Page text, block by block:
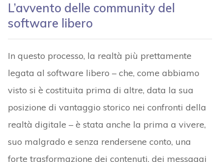
L’avvento delle community del
software libero
In questo processo, la realtà più prettamente
legata al software libero – che, come abbiamo
visto si è costituita prima di altre, data la sua
posizione di vantaggio storico nei confronti della
realtà digitale – è stata anche la prima a vivere,
suo malgrado e senza rendersene conto, una
forte trasformazione dei contenuti, dei messaggi